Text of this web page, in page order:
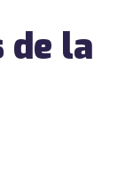
de la